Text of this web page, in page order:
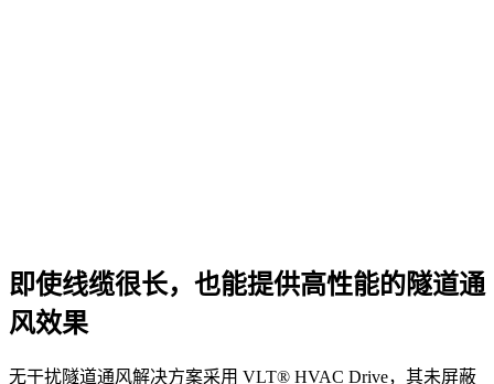
即使线缆很长，也能提供高性能的隧道通
风效果
无干扰隧道通风解决方案采用 VLT® HVAC Drive，其未屏蔽